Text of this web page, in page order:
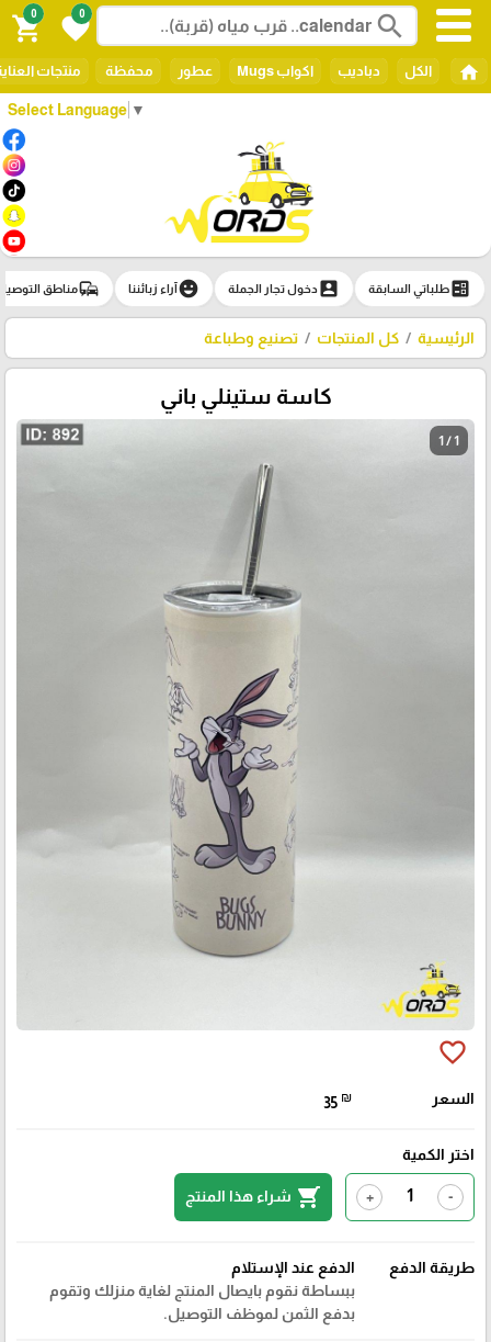
Select Language ▼
search
0
favorite
0
shopping_cart
home الكل دباديب اكواب Mugs عطور محفظة منتجات
ballotطلباتي السابقة account_boxدخول تجار الجملة emoji_emotionsآراء زبائننا commuteمناطق
الرئيسية كل المنتجات تصنيع وطباعة
كاسة ستينلي باني
1 / 1
favorite_border
السعر 35 ₪
اختر الكمية
-
+
shopping_cart شراء هذا المنتج
طريقة الدفع
الدفع عند الإستلام
ببساطة نقوم بايصال المنتج لغاية منزلك وتقوم
بدفع الثمن لموظف التوصيل.